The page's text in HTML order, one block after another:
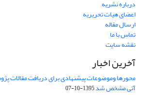
درباره نشریه
اعضای هیات تحریریه
ارسال مقاله
تماس با ما
نقشه سایت
آخرین اخبار
محورها وموضوعات پیشنهادی برای دریافت مقالات
آتی مشخص شد1395-10-07